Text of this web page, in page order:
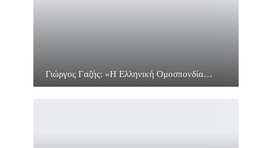
Γιώργος Γαζής: «Η Ελληνική Ομοσπονδία…